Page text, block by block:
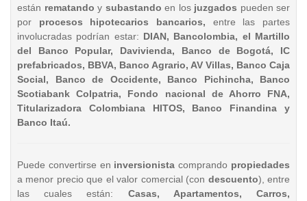
están rematando y subastando en los juzgados pueden ser
por procesos hipotecarios bancarios, entre las partes
involucradas podrían estar: DIAN, Bancolombia, el Martillo
del Banco Popular, Davivienda, Banco de Bogotá, IC
prefabricados, BBVA, Banco Agrario, AV Villas, Banco Caja
Social, Banco de Occidente, Banco Pichincha, Banco
Scotiabank Colpatria, Fondo nacional de Ahorro FNA,
Titularizadora Colombiana HITOS, Banco Finandina y
Banco Itaú.
Puede convertirse en inversionista comprando propiedades
a menor precio que el valor comercial (con descuento), entre
las cuales están: Casas, Apartamentos, Carros,